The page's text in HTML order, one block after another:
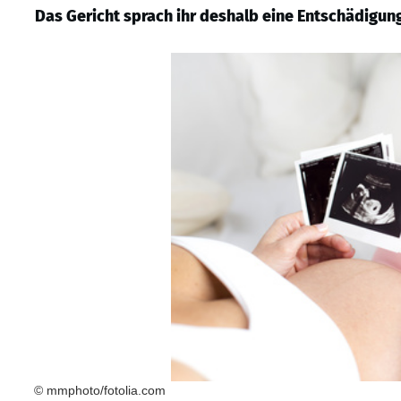
Das Gericht sprach ihr deshalb eine
© mmphoto/fotolia.com